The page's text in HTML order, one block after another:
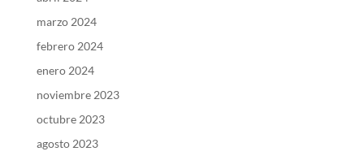
marzo 2024
febrero 2024
enero 2024
noviembre 2023
octubre 2023
agosto 2023